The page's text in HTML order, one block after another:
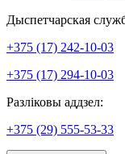
Дыспетчарская
+375 (17) 242-10-03
+375 (17) 294-10-03
Разліковы аддзел:
+375 (29) 555-53-33